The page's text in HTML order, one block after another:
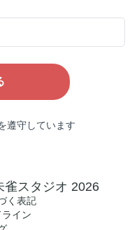
遵守しています
スタジオ 2026
く表記
イン